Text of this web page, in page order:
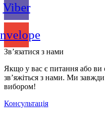
Viber
Зв’язатися з нами
Якщо у вас є питання або ви
зв’яжіться з нами. Ми
вибором!
Консультація